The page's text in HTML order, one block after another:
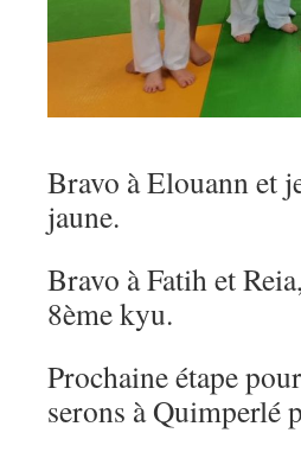
Bravo à Elouann et
jaune.
Bravo à Fatih et
8ème kyu.
Prochaine étape
serons à Quimperlé